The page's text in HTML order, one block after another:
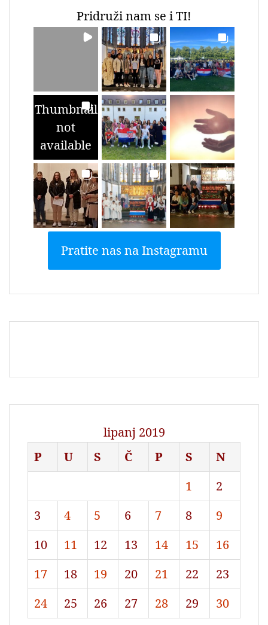
Pridruži nam se i TI!
Thumbnail
not
available
Pratite nas na Instagramu
lipanj 2019
P
U S Č P S
N
1
2
3
4 5 6 7 8
9
10
11 12 13 14 15
16
17
18 19 20 21 22
23
24
25 26 27 28 29 30